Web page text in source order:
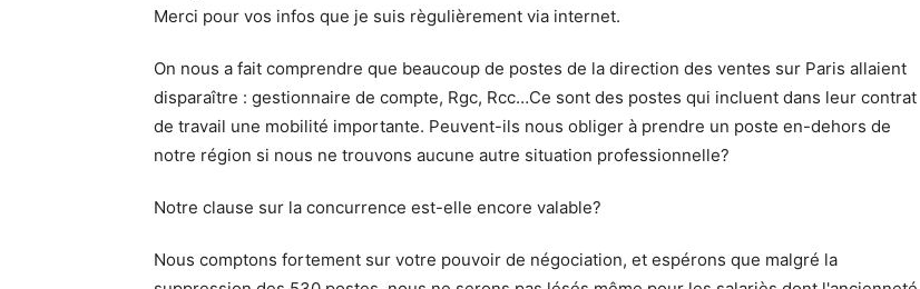
Merci pour vos infos que je suis règulièrement via internet.
On nous a fait comprendre que beaucoup de postes de la direction des ventes sur Paris allaient
disparaître : gestionnaire de compte, Rgc, Rcc…Ce sont des postes qui incluent dans leur contrat
de travail une mobilité importante. Peuvent-ils nous obliger à prendre un poste en-dehors de
notre région si nous ne trouvons aucune autre situation professionnelle?
Notre clause sur la concurrence est-elle encore valable?
Nous comptons fortement sur votre pouvoir de négociation, et espérons que malgré la